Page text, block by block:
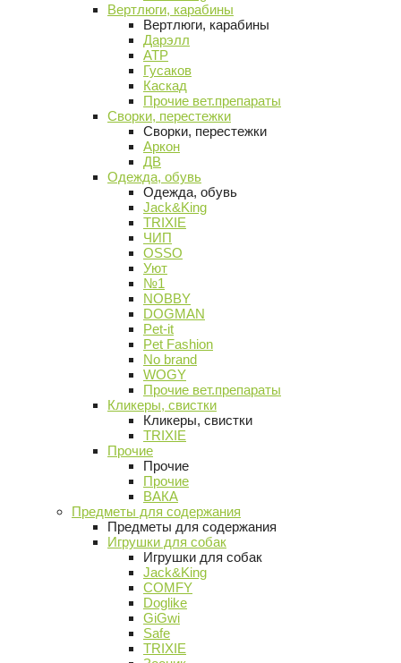
Вертлюги, карабины
Вертлюги, карабины
Дарэлл
АТР
Гусаков
Каскад
Прочие вет.препараты
Сворки, перестежки
Сворки, перестежки
Аркон
ДВ
Одежда, обувь
Одежда, обувь
Jack&King
TRIXIE
ЧИП
OSSO
Уют
№1
NOBBY
DOGMAN
Pet-it
Pet Fashion
No brand
WOGY
Прочие вет.препараты
Кликеры, свистки
Кликеры, свистки
TRIXIE
Прочие
Прочие
Прочие
ВАКА
Предметы для содержания
Предметы для содержания
Игрушки для собак
Игрушки для собак
Jack&King
COMFY
Doglike
GiGwi
Safe
TRIXIE